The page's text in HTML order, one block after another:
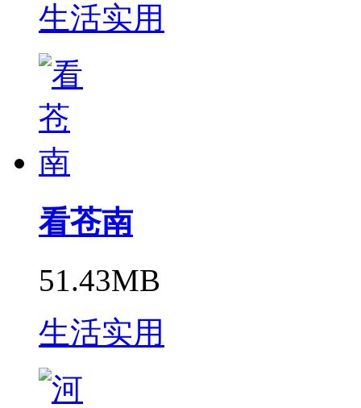
生活实用
看苍南
51.43MB
生活实用